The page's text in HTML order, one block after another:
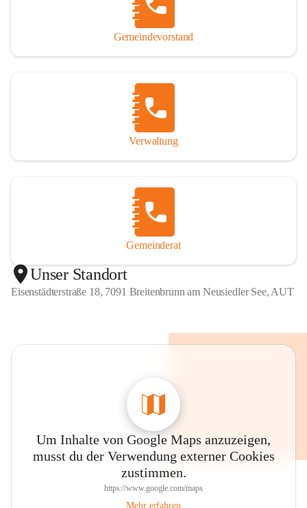
Gemeindevorstand
Verwaltung
Gemeinderat
Unser Standort
Eisenstädterstraße 18, 7091 Breitenbrunn am Neusiedler See, AUT
Um Inhalte von Google Maps anzuzeigen,
musst du der Verwendung externer Cookies
zustimmen.
https://www.google.com/maps
Mehr erfahren